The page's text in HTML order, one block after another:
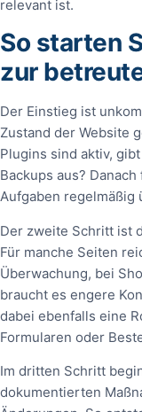
relevant ist.
So starten
zur
Der Einstieg ist
Zustand der Website
Plugins sind aktiv,
Backups aus?
Aufgaben regelmäßig
Der zweite Schritt ist
Für manche Seiten
Überwachung, bei
braucht es engere
dabei ebenfalls eine
Formularen oder
Im dritten Schritt
dokumentierten